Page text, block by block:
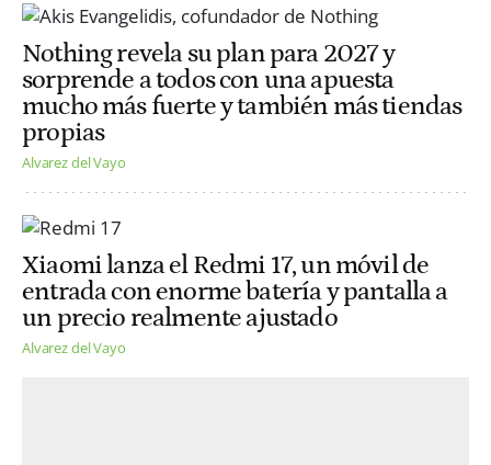
Nothing revela su plan para 2027 y
sorprende a todos con una apuesta
mucho más fuerte y también más tiendas
propias
Alvarez del Vayo
Xiaomi lanza el Redmi 17, un móvil de
entrada con enorme batería y pantalla a
un precio realmente ajustado
Alvarez del Vayo